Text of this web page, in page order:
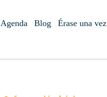
Agenda Blog Érase una vez